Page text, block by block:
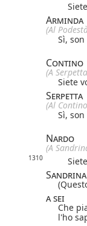
Arminda
(Al
Sì, son
Contino
(A
Siete
Serpetta
(Al
Sì, son
Nardo
(A
1310
Sandrina
a sei
Che
l'ho